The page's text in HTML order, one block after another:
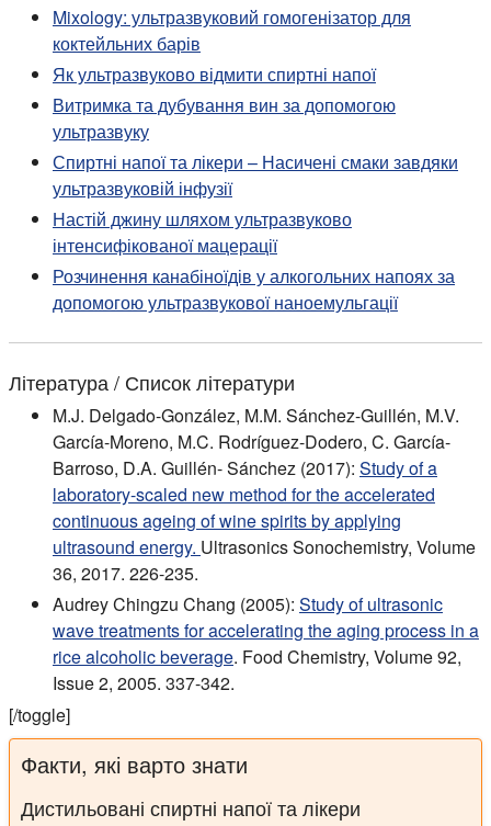
Mixology: ультразвуковий гомогенізатор для
коктейльних барів
Як ультразвуково відмити спиртні напої
Витримка та дубування вин за допомогою
ультразвуку
Спиртні напої та лікери – Насичені смаки завдяки
ультразвуковій інфузії
Настій джину шляхом ультразвуково
інтенсифікованої мацерації
Розчинення канабіноїдів у алкогольних напоях за
допомогою ультразвукової наноемульгації
Література / Список літератури
M.J. Delgado-González, M.M. Sánchez-Guillén, M.V.
García-Moreno, M.C. Rodríguez-Dodero, C. García-
Barroso, D.A. Guillén- Sánchez (2017): Study of a
laboratory-scaled new method for the accelerated
continuous ageing of wine spirits by applying
ultrasound energy. Ultrasonics Sonochemistry, Volume
36, 2017. 226-235.
Audrey Chingzu Chang (2005): Study of ultrasonic
wave treatments for accelerating the aging process in a
rice alcoholic beverage. Food Chemistry, Volume 92,
Issue 2, 2005. 337-342.
[/toggle]
Факти, які варто знати
Дистильовані спиртні напої та лікери